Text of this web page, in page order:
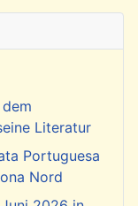
Literatur
Portuguesa
Nord